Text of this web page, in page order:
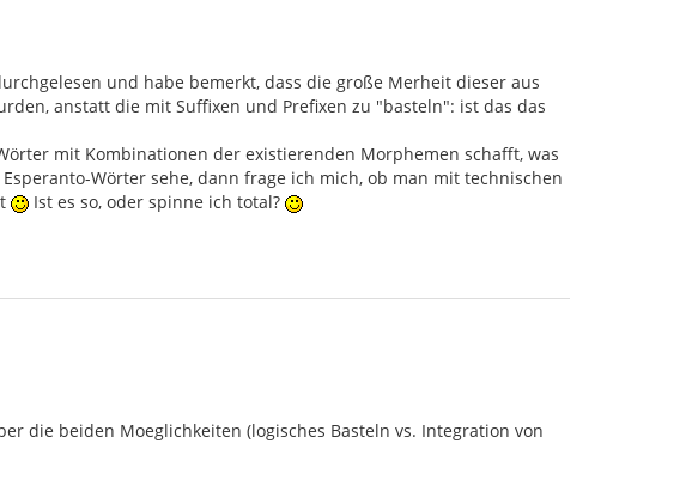
und habe bemerkt, dass die große Merheit dieser aus
anstatt die mit Suffixen und Prefixen zu "basteln": ist das das
mit Kombinationen der existierenden Morphemen schafft, was
Wörter sehe, dann frage ich mich, ob man mit technischen
Ist es so, oder spinne ich total?
die beiden Moeglichkeiten (logisches Basteln vs. Integration von